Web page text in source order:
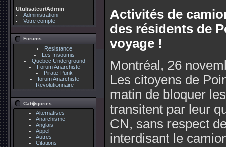
Utulisateur/Admin
Administration
Votre compte
Forums
Resistance
Les Insoumis
Quebec Underground
Forum Anarchiste
Pirate-Punk
forum Anarchiste
Revolutionnaire
Cat�gories
Alternatives
Anarchisme
Anglais
Appel
Autres
Citations
Activités de
des résidents de
voyage !
Montréal, 26
Les citoyens de
matin de bloquer
transitent par leur
CN, sans respect
interdisant le